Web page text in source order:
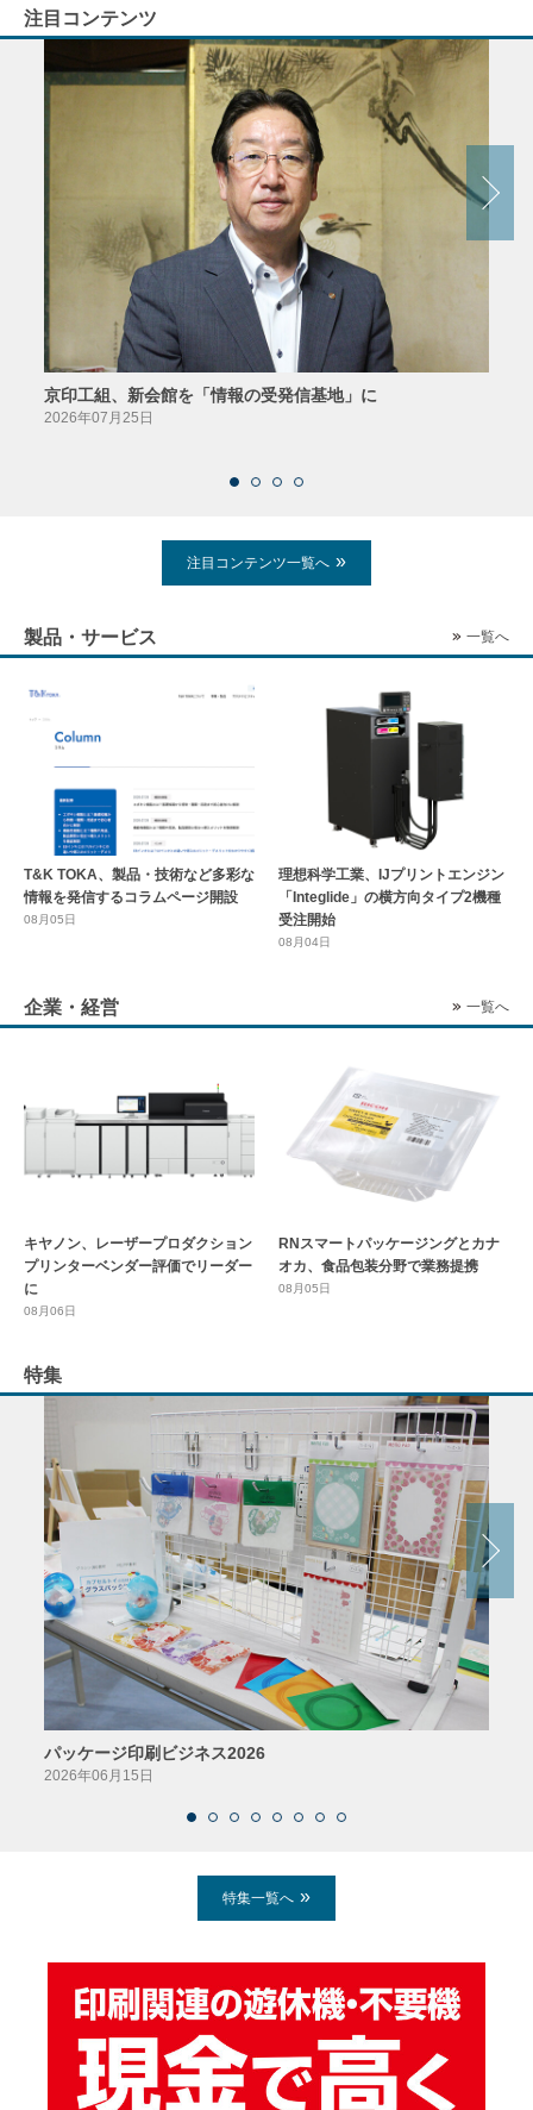
注目コンテンツ
京印工組、新会館を「情報の受発信基地」に
2026年07月25日
注目コンテンツ一覧へ
製品・サービス 一覧へ
T&K TOKA、製品・技術など多彩な
情報を発信するコラムページ開設
08月05日
理想科学工業、IJプリントエンジン
「Integlide」の横方向タイプ2機種
受注開始
08月04日
企業・経営 一覧へ
キヤノン、レーザープロダクション
プリンターベンダー評価でリーダー
に
08月06日
RNスマートパッケージングとカナ
オカ、食品包装分野で業務提携
08月05日
特集
パッケージ印刷ビジネス2026
2026年06月15日
特集一覧へ